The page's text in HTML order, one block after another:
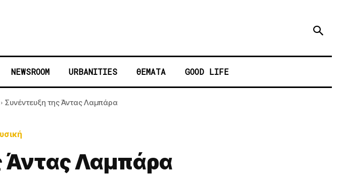
NEWSROOM URBANITIES ΘΕΜΑΤΑ GOOD LIFE
Συνέντευξη της Άντας Λαμπάρα
Άντας Λαμπάρα